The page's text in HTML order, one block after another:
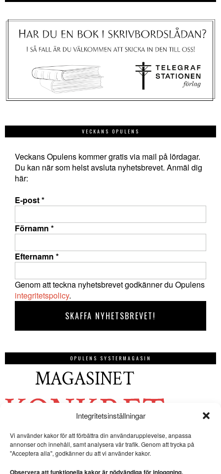
Integritetsinställningar
Vi använder kakor för att förbättra din användarupplevelse, anpassa
annonser och innehåll, samt analysera vår trafik. Genom att trycka på
"Acceptera alla", godkänner du att vi använder kakor.
Observera att funktionella kakor är nödvändiga för inloggning.
VECKANS OPULENS
Veckans Opulens kommer gratis via mail på lördagar.
Du kan när som helst avsluta nyhetsbrevet. Anmäl dig
här:
E-post*
Förnamn *
Efternamn *
Genom att teckna nyhetsbrevet godkänner du Opulens
integritetspolicy.
OPULENS SYSTERMAGASIN